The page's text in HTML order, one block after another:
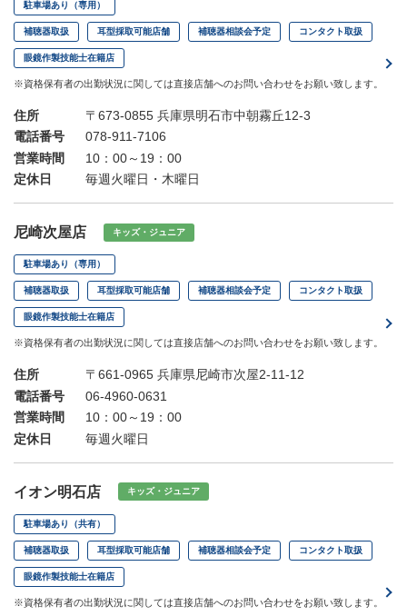
駐車場あり（専用）
補聴器取扱 耳型採取可能店舗 補聴器相談会予定 コンタクト取扱
眼鏡作製技能士在籍店
※資格保有者の出勤状況に関しては直接店舗へのお問い合わせをお願い致します。
住所
〒673-0855 兵庫県明石市中朝霧丘12-3
電話番号
078-911-7106
営業時間
10：00～19：00
定休日
毎週火曜日・木曜日
尼崎次屋店 キッズ・ジュニア
駐車場あり（専用）
補聴器取扱 耳型採取可能店舗 補聴器相談会予定 コンタクト取扱
眼鏡作製技能士在籍店
※資格保有者の出勤状況に関しては直接店舗へのお問い合わせをお願い致します。
住所
〒661-0965 兵庫県尼崎市次屋2-11-12
電話番号
06-4960-0631
営業時間
10：00～19：00
定休日
毎週火曜日
イオン明石店 キッズ・ジュニア
駐車場あり（共有）
補聴器取扱 耳型採取可能店舗 補聴器相談会予定 コンタクト取扱
眼鏡作製技能士在籍店
※資格保有者の出勤状況に関しては直接店舗へのお問い合わせをお願い致します。